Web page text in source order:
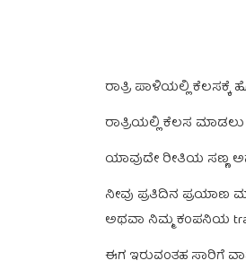
ರಾತ್ರಿ ಪಾಳಿಯಲ್ಲಿ ಕೆಲಸಕ್ಕೆ
ರಾತ್ರಿಯಲ್ಲಿ ಕೆಲಸ
ಯಾವುದೇ ರೀತಿಯ ಸಣ್ಣ
ನೀವು ಪ್ರತಿದಿನ ಪ್ರಯಾಣ
ಅಥವಾ ನಿಮ್ಮ ಕಂಪನಿಯ
ಈಗ ಇರುವಂತಹ ಸಾರಿಗೆ